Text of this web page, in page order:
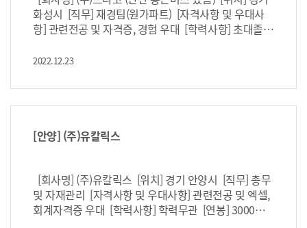
화성시 [직무] 재경팀(원가파트) [자격사항 및 우대사
항] 관련전공 및 자격증, 경험 우대 [학력사항] 초대졸이
마감 https://c11.kr/18mea
2022.12.23
[안양] (주)유칼릭스
및 자재관리 [자격사항 및 우대사항] 관련전공 및 엑셀,
회계자격증 우대 [학력사항] 학력무관 [연봉] 3000만